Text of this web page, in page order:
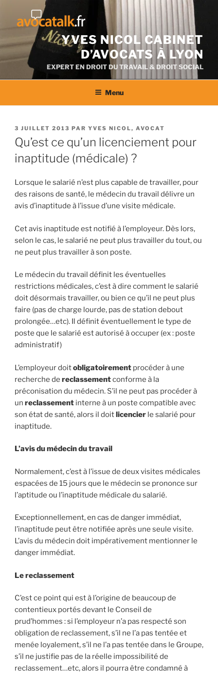
contenu
YVES NICOL CABINET
D’AVOCATS À LYON
EXPERT EN DROIT DU TRAVAIL & DROIT SOCIAL
Menu
PUBLIÉ
LE
3 JUILLET 2013 PAR YVES NICOL, AVOCAT
Qu’est ce qu’un licenciement pour
inaptitude (médicale) ?
Lorsque le salarié n’est plus capable de travailler, pour
des raisons de santé, le médecin du travail délivre un
avis d’inaptitude à l’issue d’une visite médicale.
Cet avis inaptitude est notifié à l’employeur. Dès lors,
selon le cas, le salarié ne peut plus travailler du tout, ou
ne peut plus travailler à son poste.
Le médecin du travail définit les éventuelles
restrictions médicales, c’est à dire comment le salarié
doit désormais travailler, ou bien ce qu’il ne peut plus
faire (pas de charge lourde, pas de station debout
prolongée…etc). Il définit éventuellement le type de
poste que le salarié est autorisé à occuper (ex : poste
administratif)
L’employeur doitobligatoirement procéder à une
recherche de reclassementconforme à la
préconisation du médecin. S’il ne peut pas procéder à
un reclassement interne à un poste compatible avec
son état de santé, alors il doitlicencier le salarié pour
inaptitude.
L’avis du médecin du travail
Normalement, c’est à l’issue de deux visites médicales
espacées de 15 jours que le médecin se prononce sur
l’aptitude ou l’inaptitude médicale du salarié.
Exceptionnellement, en cas de danger immédiat,
l’inaptitude peut être notifiée après une seule visite.
L’avis du médecin doit impérativement mentionner le
danger immédiat.
Le reclassement
C’est ce point qui est à l’origine de beaucoup de
contentieux portés devant le Conseil de
prud’hommes : si l’employeur n’a pas respecté son
obligation de reclassement, s’il ne l’a pas tentée et
menée loyalement, s’il ne l’a pas tentée dans le Groupe,
s’il ne justifie pas de la réelle impossibilité de
reclassement…etc, alors il pourra être condamné à